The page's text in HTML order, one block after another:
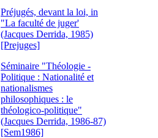
Préjugés, devant la loi, in
"La faculté de juger'
(Jacques Derrida, 1985)
[Prejuges]
Séminaire "Théologie -
Politique : Nationalité et
nationalismes
philosophiques : le
théologico-politique"
(Jacques Derrida, 1986-87)
[Sem1986]